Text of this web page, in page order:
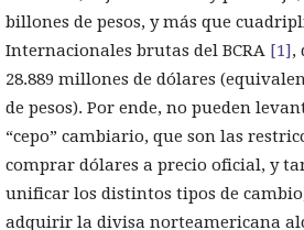
billones de pesos, y más que
Internacionales brutas del BCRA [1] ,
28.889 millones de dólares
de pesos). Por ende, no pueden
“cepo” cambiario, que son las
comprar dólares a precio oficial, y
unificar los distintos tipos de
adquirir la divisa norteamericana